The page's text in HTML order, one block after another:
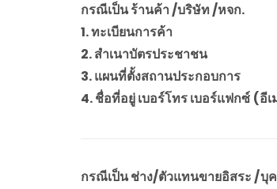
กรณีเป็น ร้านค้า /บริษัท /หจก.
1. ทะเบียนการค้า
2. สำเนาบัตรประชาชน
3. แผนที่ตั้งสถานประกอบการ
4. ชื่อที่อยู่ เบอร์โทร เบอร์แฟกซ์ (อี
กรณีเป็น ช่าง/ตัวแทนขายอิสระ /บุ